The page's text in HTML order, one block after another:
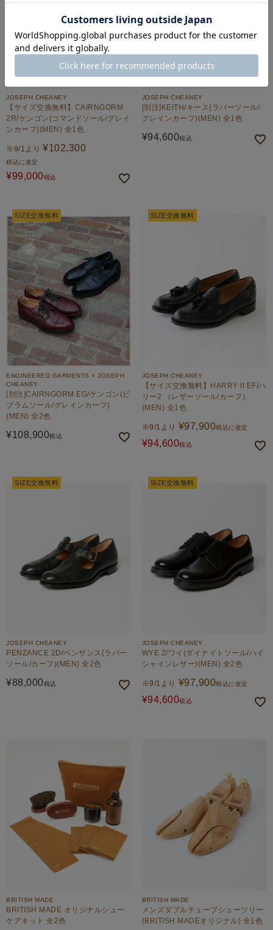
JOSEPH CHEANEY
【サイズ交換無料】CAIRNGORM
2R/ケンゴン(コマンドソール/グレイ
ンカーフ)(MEN) 全1色
※9/1より ¥102,300
税込に改定
¥99,000税込
JOSEPH CHEANEY
[別注]KEITH/キース(ラバーソール/
グレインカーフ)(MEN) 全1色
¥94,600税込
SIZE交換無料
ENGINEERED GARMENTS × JOSEPH
CHEANEY
[別注]CAIRNGORM EG/ケンゴン(ビ
ブラムソール/グレインカーフ)
(MEN) 全2色
¥108,900税込
SIZE交換無料
JOSEPH CHEANEY
【サイズ交換無料】HARRY II EF/ハ
リー2 （レザーソール/カーフ）
(MEN) 全1色
※9/1より ¥97,900税込に改定
¥94,600税込
SIZE交換無料
JOSEPH CHEANEY
PENZANCE 2D/ペンザンス(ラバー
ソール/カーフ)(MEN) 全2色
¥88,000税込
SIZE交換無料
JOSEPH CHEANEY
WYE 2/ワイ(ダイナイトソール/ハイ
シャインレザー)(MEN) 全2色
※9/1より ¥97,900税込に改定
¥94,600税込
BRITISH MADE
BRITISH MADE オリジナルシュー
ケアキット 全2色
BRITISH MADE
メンズダブルチューブシューツリー
(BRITISH MADEオリジナル) 全1色